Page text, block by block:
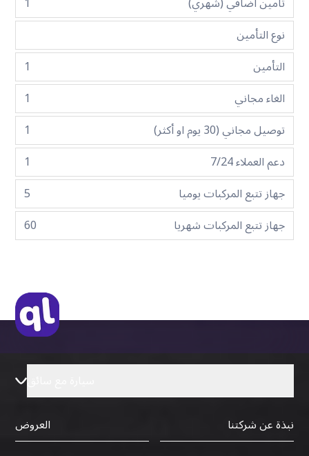
نوع التأمين
التأمين
1
الغاء مجاني
1
توصيل مجاني (30 يوم او أكثر)
1
دعم العملاء 7/24
1
جهاز تتبع المركبات يوميا
5
جهاز تتبع المركبات شهريا
60
نبذة عن شركتنا
العروض